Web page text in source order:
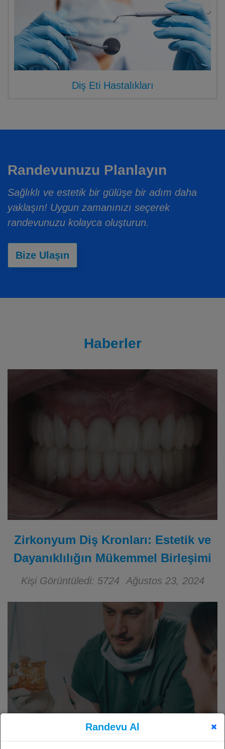
Diş Eti Hastalıkları
Randevunuzu Planlayın
Sağlıklı ve estetik bir gülüşe bir adım daha
yaklaşın! Uygun zamanınızı seçerek
randevunuzu kolayca oluşturun.
Bize Ulaşın
Haberler
Zirkonyum Diş Kronları: Estetik ve
Dayanıklılığın Mükemmel Birleşimi
Kişi Görüntüledi: 5724 Ağustos 23, 2024
Randevu Al